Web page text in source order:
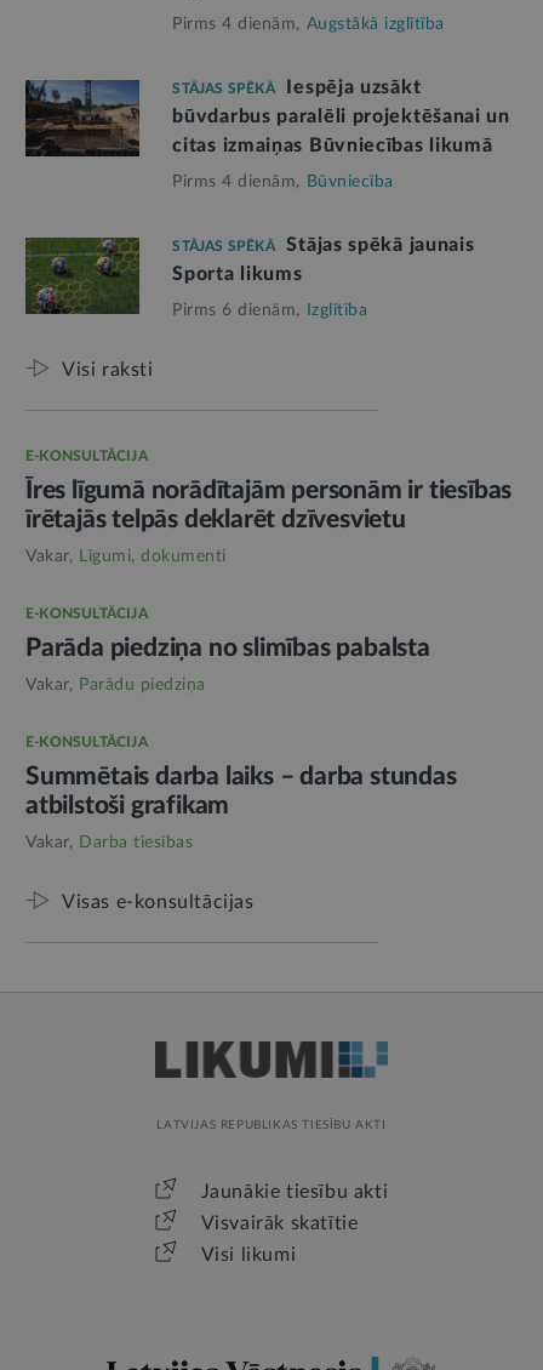
Pirms 4 dienām, Augstākā izglītība
STĀJAS SPĒKĀ
Iespēja uzsākt
būvdarbus paralēli projektēšanai un
citas izmaiņas Būvniecības likumā
Pirms 4 dienām, Būvniecība
STĀJAS SPĒKĀ
Stājas spēkā jaunais
Sporta likums
Pirms 6 dienām, Izglītība
Visi raksti
E-KONSULTĀCIJA
Īres līgumā norādītajām personām ir tiesības
īrētajās telpās deklarēt dzīvesvietu
Vakar, Līgumi, dokumenti
E-KONSULTĀCIJA
Parāda piedziņa no slimības pabalsta
Vakar, Parādu piedziņa
E-KONSULTĀCIJA
Summētais darba laiks – darba stundas
atbilstoši grafikam
Vakar, Darba tiesības
Visas e-konsultācijas
LATVIJAS REPUBLIKAS TIESĪBU AKTI
Jaunākie tiesību akti
Visvairāk skatītie
Visi likumi